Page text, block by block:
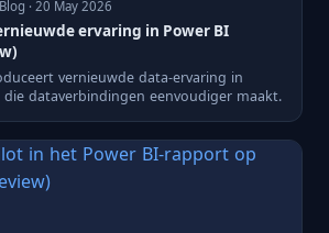
· 20 May 2026
ervaring in Power BI
vernieuwde data-ervaring in
die dataverbindingen eenvoudiger maakt.